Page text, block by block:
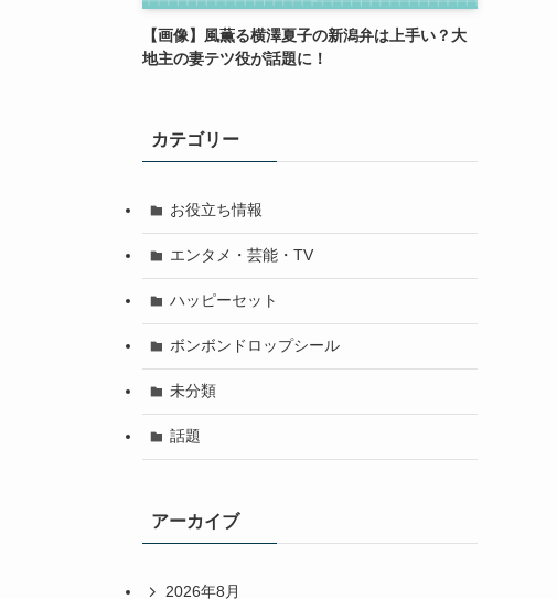
【画像】風薫る横澤夏子の新潟弁は上手い？大
地主の妻テツ役が話題に！
カテゴリー
お役立ち情報
エンタメ・芸能・TV
ハッピーセット
ボンボンドロップシール
未分類
話題
アーカイブ
2026年8月